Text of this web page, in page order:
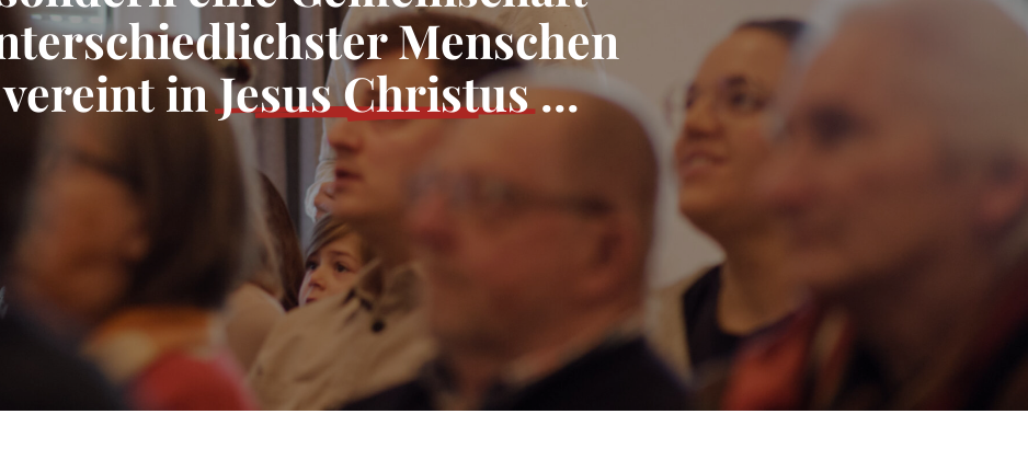
Menschen
vereint inJesus Christus...